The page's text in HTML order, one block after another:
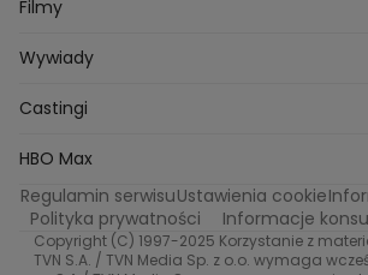
Ewa Galica
Kacper Jeneralski
Katarzyna Rozmyslowicz
Anna SamusionekPrzemyslaw Cypryanski
Damian MichalowskiEwa Piekut
Magdalena GwozdzKuchenne Rewolucje
Gogglebox. Przed telewizorem
99 gra o wszystko
Życie na kredycie
Castingi
Castingi
Wideo
Nasze Programy
Program TV
Przepisy
TVN24
Eurosport
TVN
Dzień Dobry TVN
TVN7
TVN Style
Filmy
Wywiady
Castingi
HBO Max
Regulamin serwisuUstawienia cookie
Polityka prywatności
Informacje
Copyright (C) 1997-2025 Korzystanie z
TVN S.A. / TVN Media Sp. z o.o. wymaga